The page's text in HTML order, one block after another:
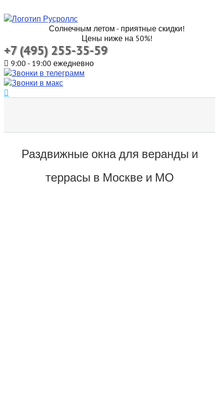
Солнечным летом - приятные скидки!
Цены ниже на 50%!
+7 (495) 255-35-59
9:00 - 19:00 ежедневно
Раздвижные окна для веранды и
террасы в Москве и МО